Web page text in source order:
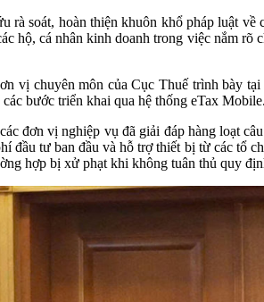
rà soát, hoàn thiện khuôn khổ pháp luật
hộ, cá nhân kinh doanh trong việc nắm
vị chuyên môn của Cục Thuế trình bày
bước triển khai qua hệ thống eTax Mobile.
đơn vị nghiệp vụ đã giải đáp hàng loạt
tư ban đầu và hỗ trợ thiết bị từ các tổ
hợp bị xử phạt khi không tuân thủ quy